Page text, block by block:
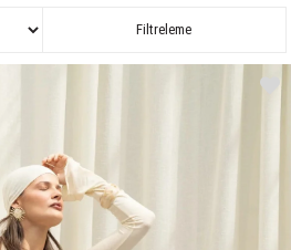
Filtreleme